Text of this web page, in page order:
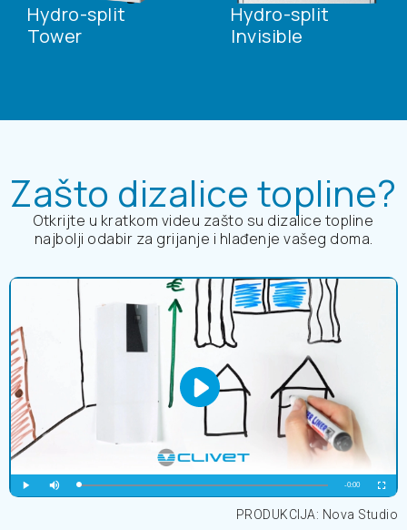
Hydro-split
Tower
Hydro-split
Invisible
Zašto dizalice topline?
Otkrijte u kratkom videu zašto su dizalice topline
najbolji odabir za grijanje i hlađenje vašeg doma.
PRODUKCIJA: Nova Studio